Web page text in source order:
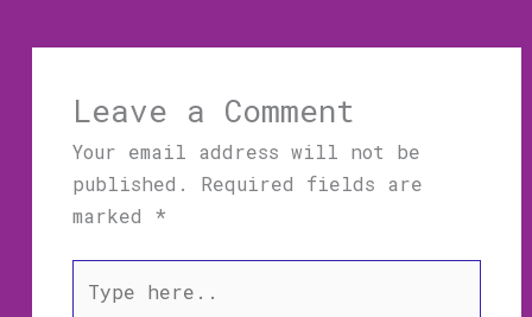
Leave a Comment
Your email address will not be
published.
Required fields are
marked *
here..